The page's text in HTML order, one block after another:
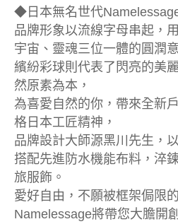
◆日本無名世代
品牌形象以流線字母串起，
宇宙、靈魂三位一體的圓潤意
繽紛彩球則代表了閃亮的美
然原素為本，
為喜愛自然的你，帶來全新
格日本工匠精神，
品牌設計大師源黑川先生，
搭配先進防水機能布料，淬
旅服飾。
愛好自由，不願被框架侷限的
Namelessage將帶您大膽開